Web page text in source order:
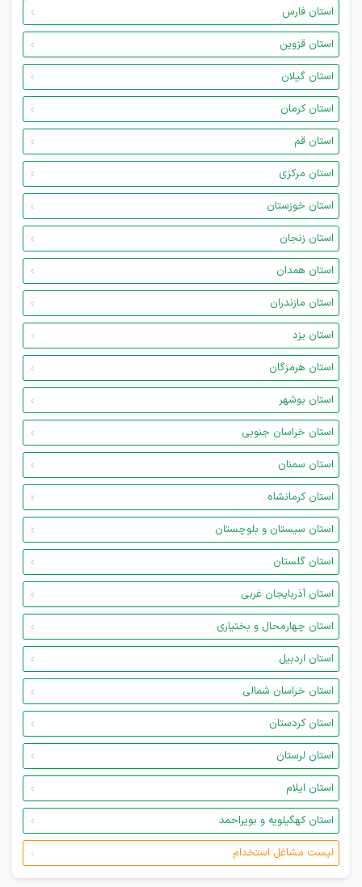
استان فارس
استان قزوین
استان گیلان
استان کرمان
استان قم
استان مرکزی
استان خوزستان
استان زنجان
استان همدان
استان مازندران
استان یزد
استان هرمزگان
استان بوشهر
استان خراسان جنوبی
استان سمنان
استان کرمانشاه
استان سیستان و بلوچستان
استان گلستان
استان آذربایجان غربی
استان چهارمحال و بختیاری
استان اردبیل
استان خراسان شمالی
استان کردستان
استان لرستان
استان ایلام
استان کهگیلویه و بویراحمد
لیست مشاغل استخدام